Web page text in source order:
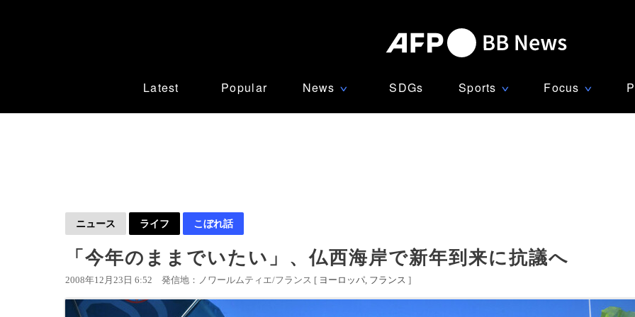
Latest Popular News ∨ SDGs Sports ∨ Focus ∨
ニュース ライフ こぼれ話
「今年のままでいたい」、仏西海岸で新年到来に抗議へ
2008年12月23日 6:52 発信地：ノワールムティエ/フランス [ ヨーロッパ フランス ]